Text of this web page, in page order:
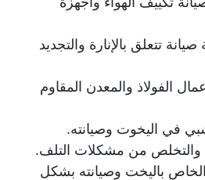
تتعلق بالإنارة والتجديد
الفولاذ والمعدن المقاوم
في اليخوت وصيانته.
والتخلص من مشكلات التلف.
الخاص باليخت وصيانته بشكل